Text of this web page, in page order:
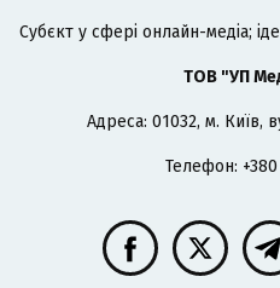
Cубєкт у сфері онлайн-медіа;
ТОВ "УП
Адреса: 01032, м. Київ,
Телефон: